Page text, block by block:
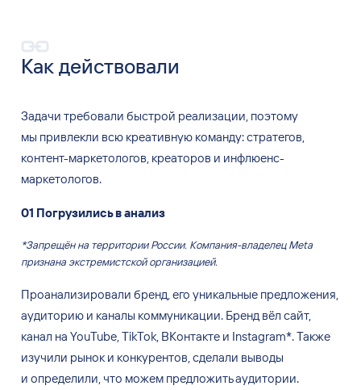
Как действовали
Задачи требовали быстрой реализации, поэтому
мы привлекли всю креативную команду: стратегов,
контент-маркетологов, креаторов и инфлюенс-
маркетологов.
01 Погрузились ванализ
*Запрещён на территории России. Компания-владелец Meta
признана экстремистской организацией.
Проанализировали бренд, его уникальные предложения,
аудиторию и каналы коммуникации. Бренд вёл сайт,
канал на YouTube, ТikTok, ВКонтакте и Instagram*. Также
изучили рынок и конкурентов, сделали выводы
и определили, что можем предложить аудитории.